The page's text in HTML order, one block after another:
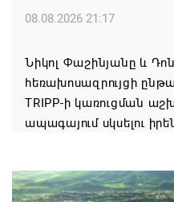
08.08.2026 21:17
Նիկոլ Փաշինյանը և
հեռախոսազրույցի
TRIPP-ի կառուցման
ապագայում սկսելու
Փաշինյանն ու Ալիևը